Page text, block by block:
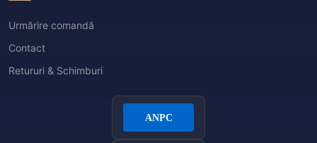
Urmărire comandă
Contact
Retururi & Schimburi